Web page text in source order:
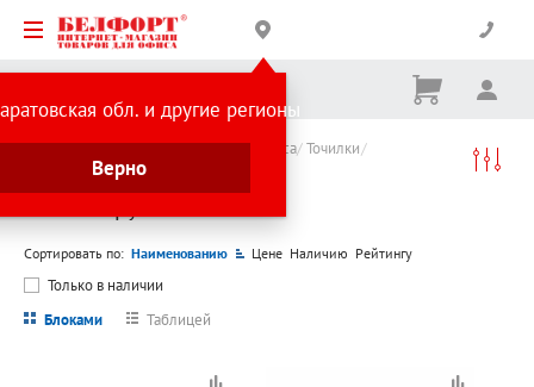
обл. и другие регионы
Верно
Корзина
Ничего
Каталог товаров Канцтовары для офиса Точилки
Точилки ручные
Сортировать по: Наименованию Цене Наличию Рейтингу
Только в наличии
Блоками
Таблицей